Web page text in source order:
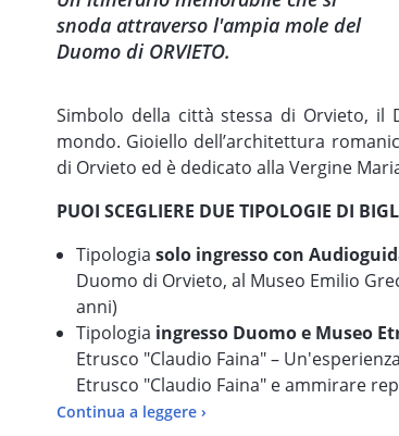
snoda attraverso l'ampia mole del
Duomo di ORVIETO.
Simbolo della città stessa di Orvieto, il
mondo. Gioiello dell’architettura
di Orvieto ed è dedicato alla Vergine
PUOI SCEGLIERE DUE TIPOLOGIE DI
Tipologia solo ingresso con
Duomo di Orvieto, al Museo Emilio
anni)
Tipologia ingresso Duomo e Museo
Etrusco "Claudio Faina" –
Etrusco "Claudio Faina" e ammirare
vista esclusiva sulla facciata del
Continua a leggere ›